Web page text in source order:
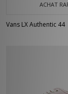
ACHAT
Vans LX Authentic 44